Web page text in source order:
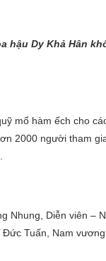
hậu Dy Khả Hân
mổ hàm ếch cho
2000 người tham
Nhung, Diễn viên –
Tuấn, Nam